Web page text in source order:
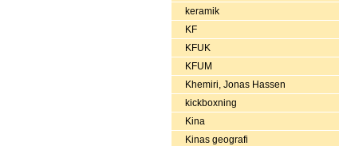
keramik
KF
KFUK
KFUM
Khemiri, Jonas Hassen
kickboxning
Kina
Kinas geografi